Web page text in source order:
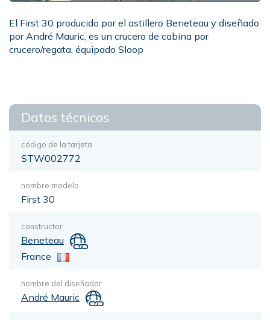
El First 30 producido por el astillero Beneteau y diseñado
por André Mauric, es un crucero de cabina por
crucero/regata, équipado Sloop
Datos técnicos
código de la tarjeta
STW002772
nombre modelo
First 30
constructor
Beneteau
France
nombre del diseñador
André Mauric